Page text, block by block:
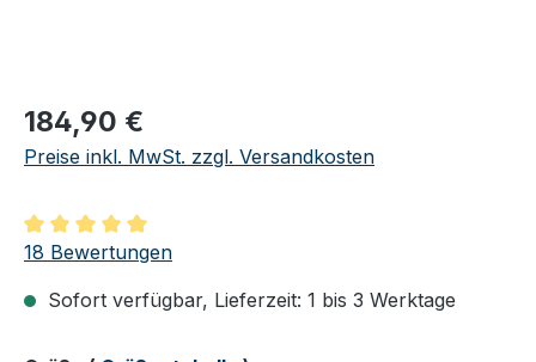
Regulärer Preis:
184,90 €
Preise inkl. MwSt. zzgl. Versandkosten
Durchschnittliche Bewertung von 5 von 5 Sternen
18 Bewertungen
Sofort verfügbar, Lieferzeit: 1 bis 3 Werktage